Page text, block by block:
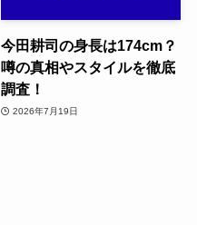
今田耕司の身長は174cm？
噂の真相やスタイルを徹底
調査！
2026年7月19日